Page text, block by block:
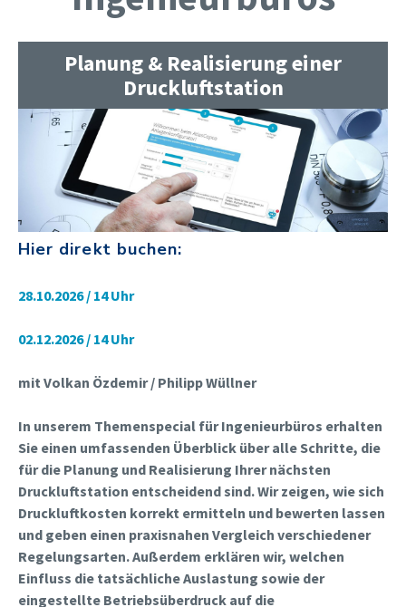
Planung & Realisierung einer
Druckluftstation
Hier direkt buchen:
28.10.2026 / 14 Uhr
02.12.2026 / 14 Uhr
mit Volkan Özdemir / Philipp Wüllner
In unserem Themenspecial für Ingenieurbüros erhalten
Sie einen umfassenden Überblick über alle Schritte, die
für die Planung und Realisierung Ihrer nächsten
Druckluftstation entscheidend sind. Wir zeigen, wie sich
Druckluftkosten korrekt ermitteln und bewerten lassen
und geben einen praxisnahen Vergleich verschiedener
Regelungsarten. Außerdem erklären wir, welchen
Einfluss die tatsächliche Auslastung sowie der
eingestellte Betriebsüberdruck auf die